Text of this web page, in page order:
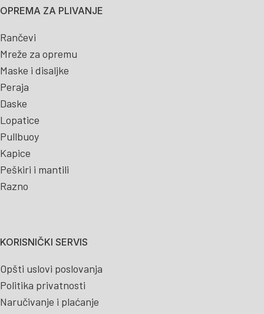
OPREMA ZA PLIVANJE
Rančevi
Mreže za opremu
Maske i disaljke
Peraja
Daske
Lopatice
Pullbuoy
Kapice
Peškiri i mantili
Razno
KORISNIČKI SERVIS
Opšti uslovi poslovanja
Politika privatnosti
Naručivanje i plaćanje